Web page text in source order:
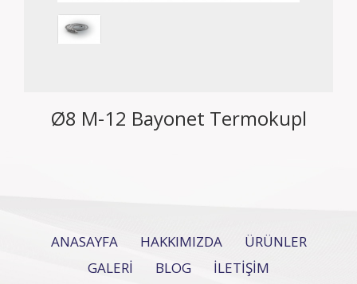
Ø8 M-12 Bayonet Termokupl
ANASAYFA HAKKIMIZDA
ÜRÜNLER
GALERİ
BLOG İLETİŞİM